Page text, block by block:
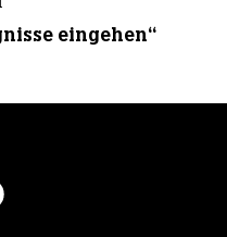
eingehen“